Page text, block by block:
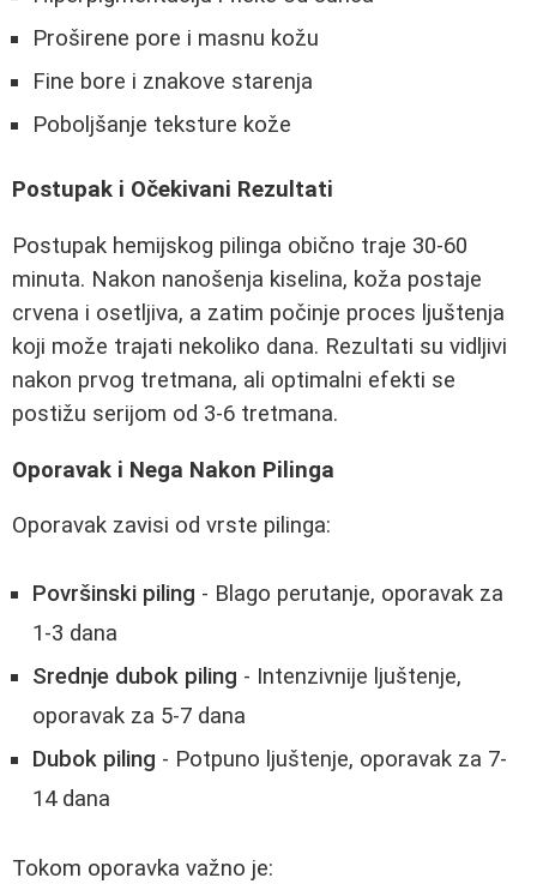
Proširene pore i masnu kožu
Fine bore i znakove starenja
Poboljšanje teksture kože
Postupak i Očekivani Rezultati
Postupak hemijskog pilinga obično traje 30-60
minuta. Nakon nanošenja kiselina, koža postaje
crvena i osetljiva, a zatim počinje proces ljuštenja
koji može trajati nekoliko dana. Rezultati su vidljivi
nakon prvog tretmana, ali optimalni efekti se
postižu serijom od 3-6 tretmana.
Oporavak i Nega Nakon Pilinga
Oporavak zavisi od vrste pilinga:
Površinski piling - Blago perutanje, oporavak za
1-3 dana
Srednje dubok piling - Intenzivnije ljuštenje,
oporavak za 5-7 dana
Dubok piling - Potpuno ljuštenje, oporavak za 7-
14 dana
Tokom oporavka važno je: